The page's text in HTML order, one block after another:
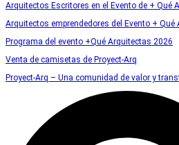
Arquitectos Escritores en el Evento de + Qué
Arquitectos emprendedores del Evento + Qué
Programa del evento +Qué Arquitectas 2026
Venta de camisetas de Proyect-Arq
Proyect-Arq – Una comunidad de valor y